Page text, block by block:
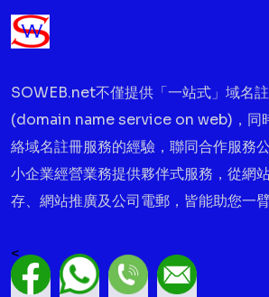
SOWEB.net不僅提供「一站式」域名
(domain name service on web)，同
絡域名註冊服務的經驗，聯同合作服務
小企業經營業務提供夥伴式服務，從網
存、網站推廣及公司電郵，皆能助您一
<